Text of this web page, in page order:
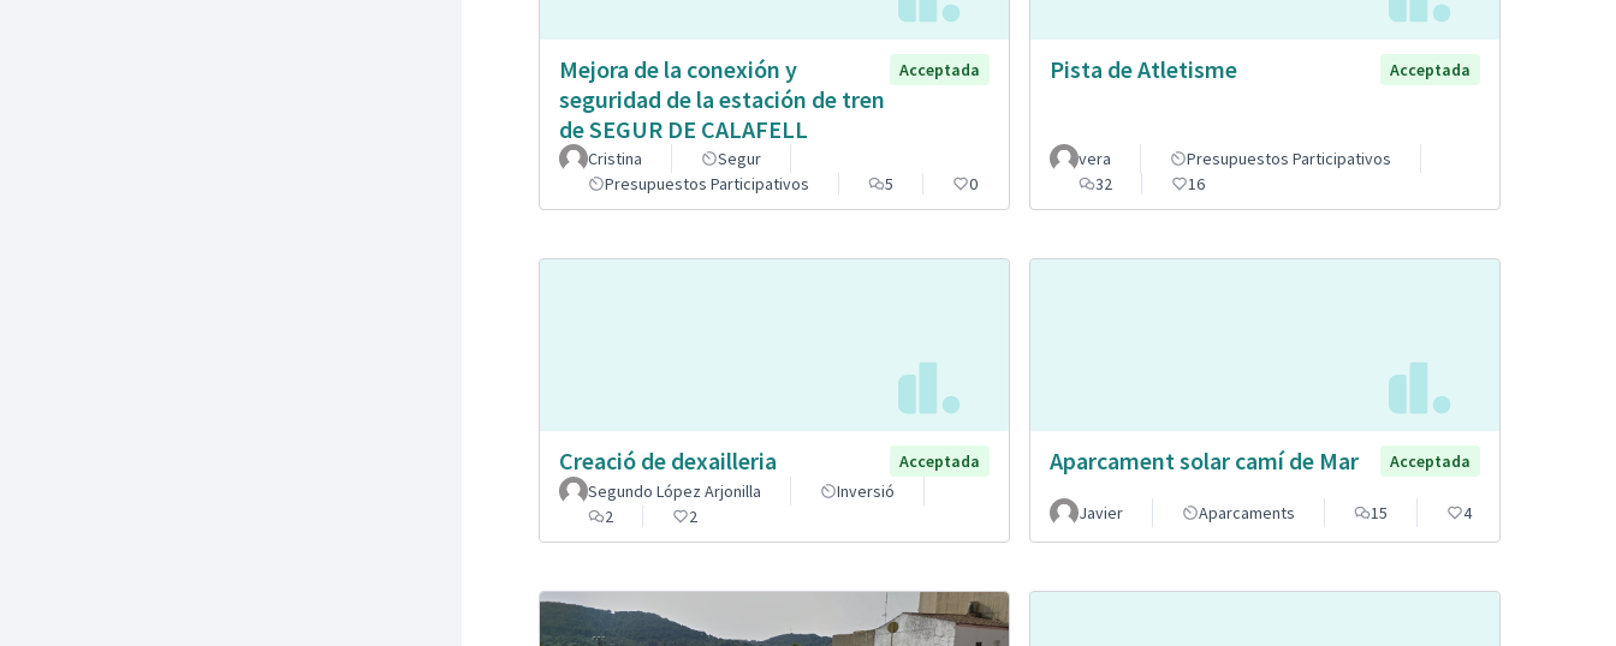
Mejora de la conexión y
seguridad de la estación de tren
de SEGUR DE CALAFELL
Acceptada
Cristina
Segur
Presupuestos Participativos
5 0
Pista de Atletisme Acceptada
vera
Presupuestos Participativos
32
16
Creació de dexailleria
Acceptada
Segundo López Arjonilla
Inversió
2
2
Aparcament solar camí de Mar Acceptada
Javier Aparcaments 15 4